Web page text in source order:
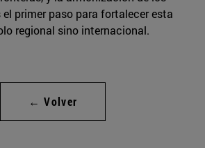
primer paso para fortalecer esta
regional sino internacional.
← Volver